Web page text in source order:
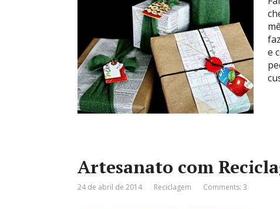
e
Artesanato com
24 de abril de 2014 Reciclagem Comments: 3